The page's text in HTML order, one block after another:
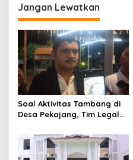
a
s
i
p
o
s
Jangan Lewatkan
Soal Aktivitas Tambang di
Desa Pekajang, Tim Legal
Memiliki IUP